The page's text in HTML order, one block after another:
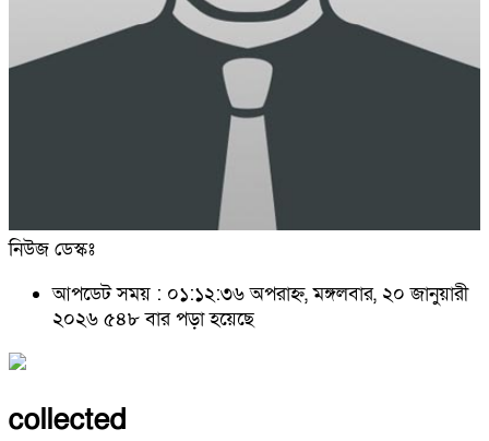
নিউজ ডেস্কঃ
আপডেট সময় : ০১:১২:৩৬ অপরাহ্ন, মঙ্গলবার, ২০ জানুয়ারী
২০২৬ ৫৪৮ বার পড়া হয়েছে
collected